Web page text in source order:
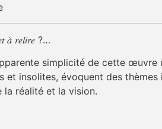
𝑎̀ 𝑟𝑒𝑙𝑖𝑟𝑒 ?…
simplicité de cette
insolites, évoquent des
la réalité et la vision.